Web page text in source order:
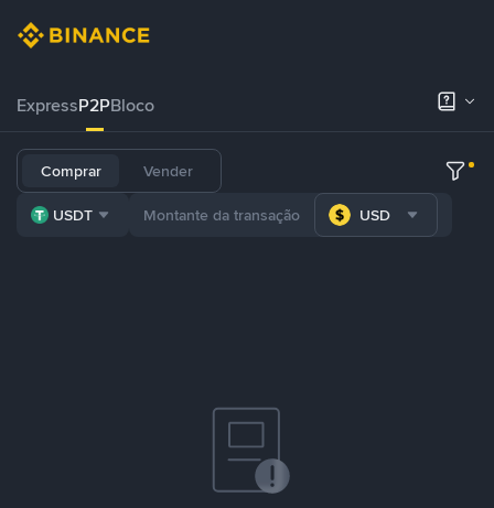
ExpressP2PBloco
Comprar Vender
USDT USD